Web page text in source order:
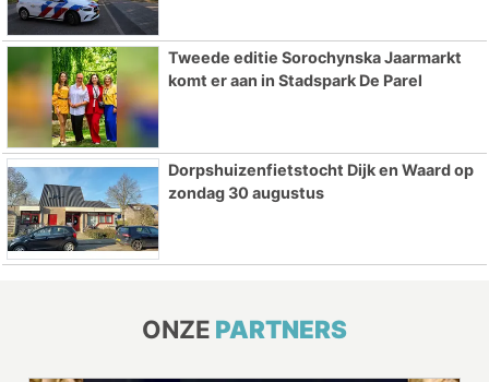
Tweede editie Sorochynska Jaarmarkt
komt er aan in Stadspark De Parel
Dorpshuizenfietstocht Dijk en Waard op
zondag 30 augustus
ONZE PARTNERS